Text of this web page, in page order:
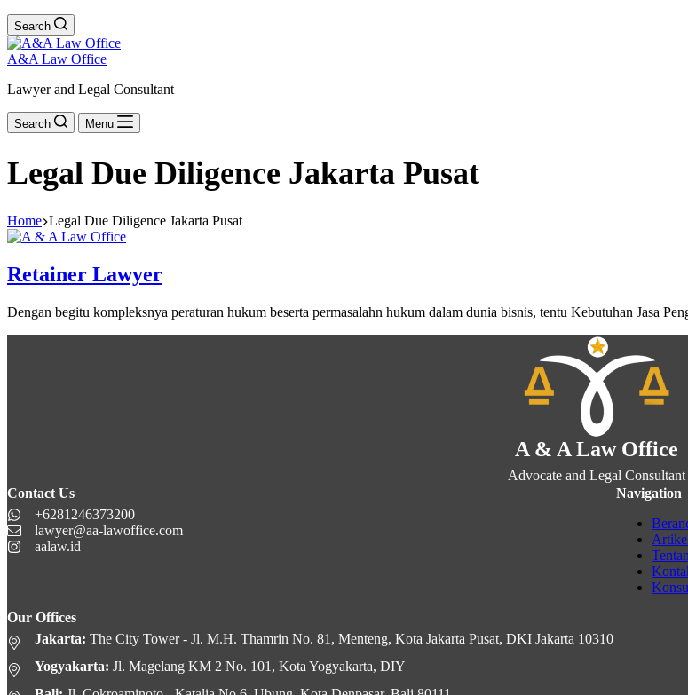
Search
A&A Law Office
Lawyer and Legal Consultant
Search Menu
Legal Due Diligence Jakarta Pusat
Home Legal Due Diligence Jakarta Pusat
Retainer Lawyer
Dengan begitu kompleksnya peraturan hukum beserta permasalahn hukum dalam dunia bisnis, tentu Kebutuhan Jasa
A & A Law Office
Advocate and Legal Consultant
Contact Us
+6281246373200
lawyer@aa-lawoffice.com
aalaw.id
Navigation
Our Offices
Jakarta: The City Tower - Jl. M.H. Thamrin No. 81, Menteng, Kota Jakarta Pusat, DKI Jakarta 10310
Yogyakarta: Jl. Magelang KM 2 No. 101, Kota Yogyakarta, DIY